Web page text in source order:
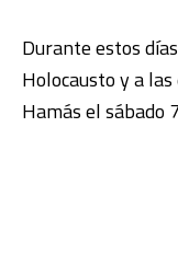
Durante estos
Holocausto y a
Hamás el sábado